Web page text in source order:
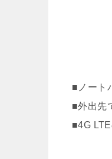
■ノート
■外出先
■4G